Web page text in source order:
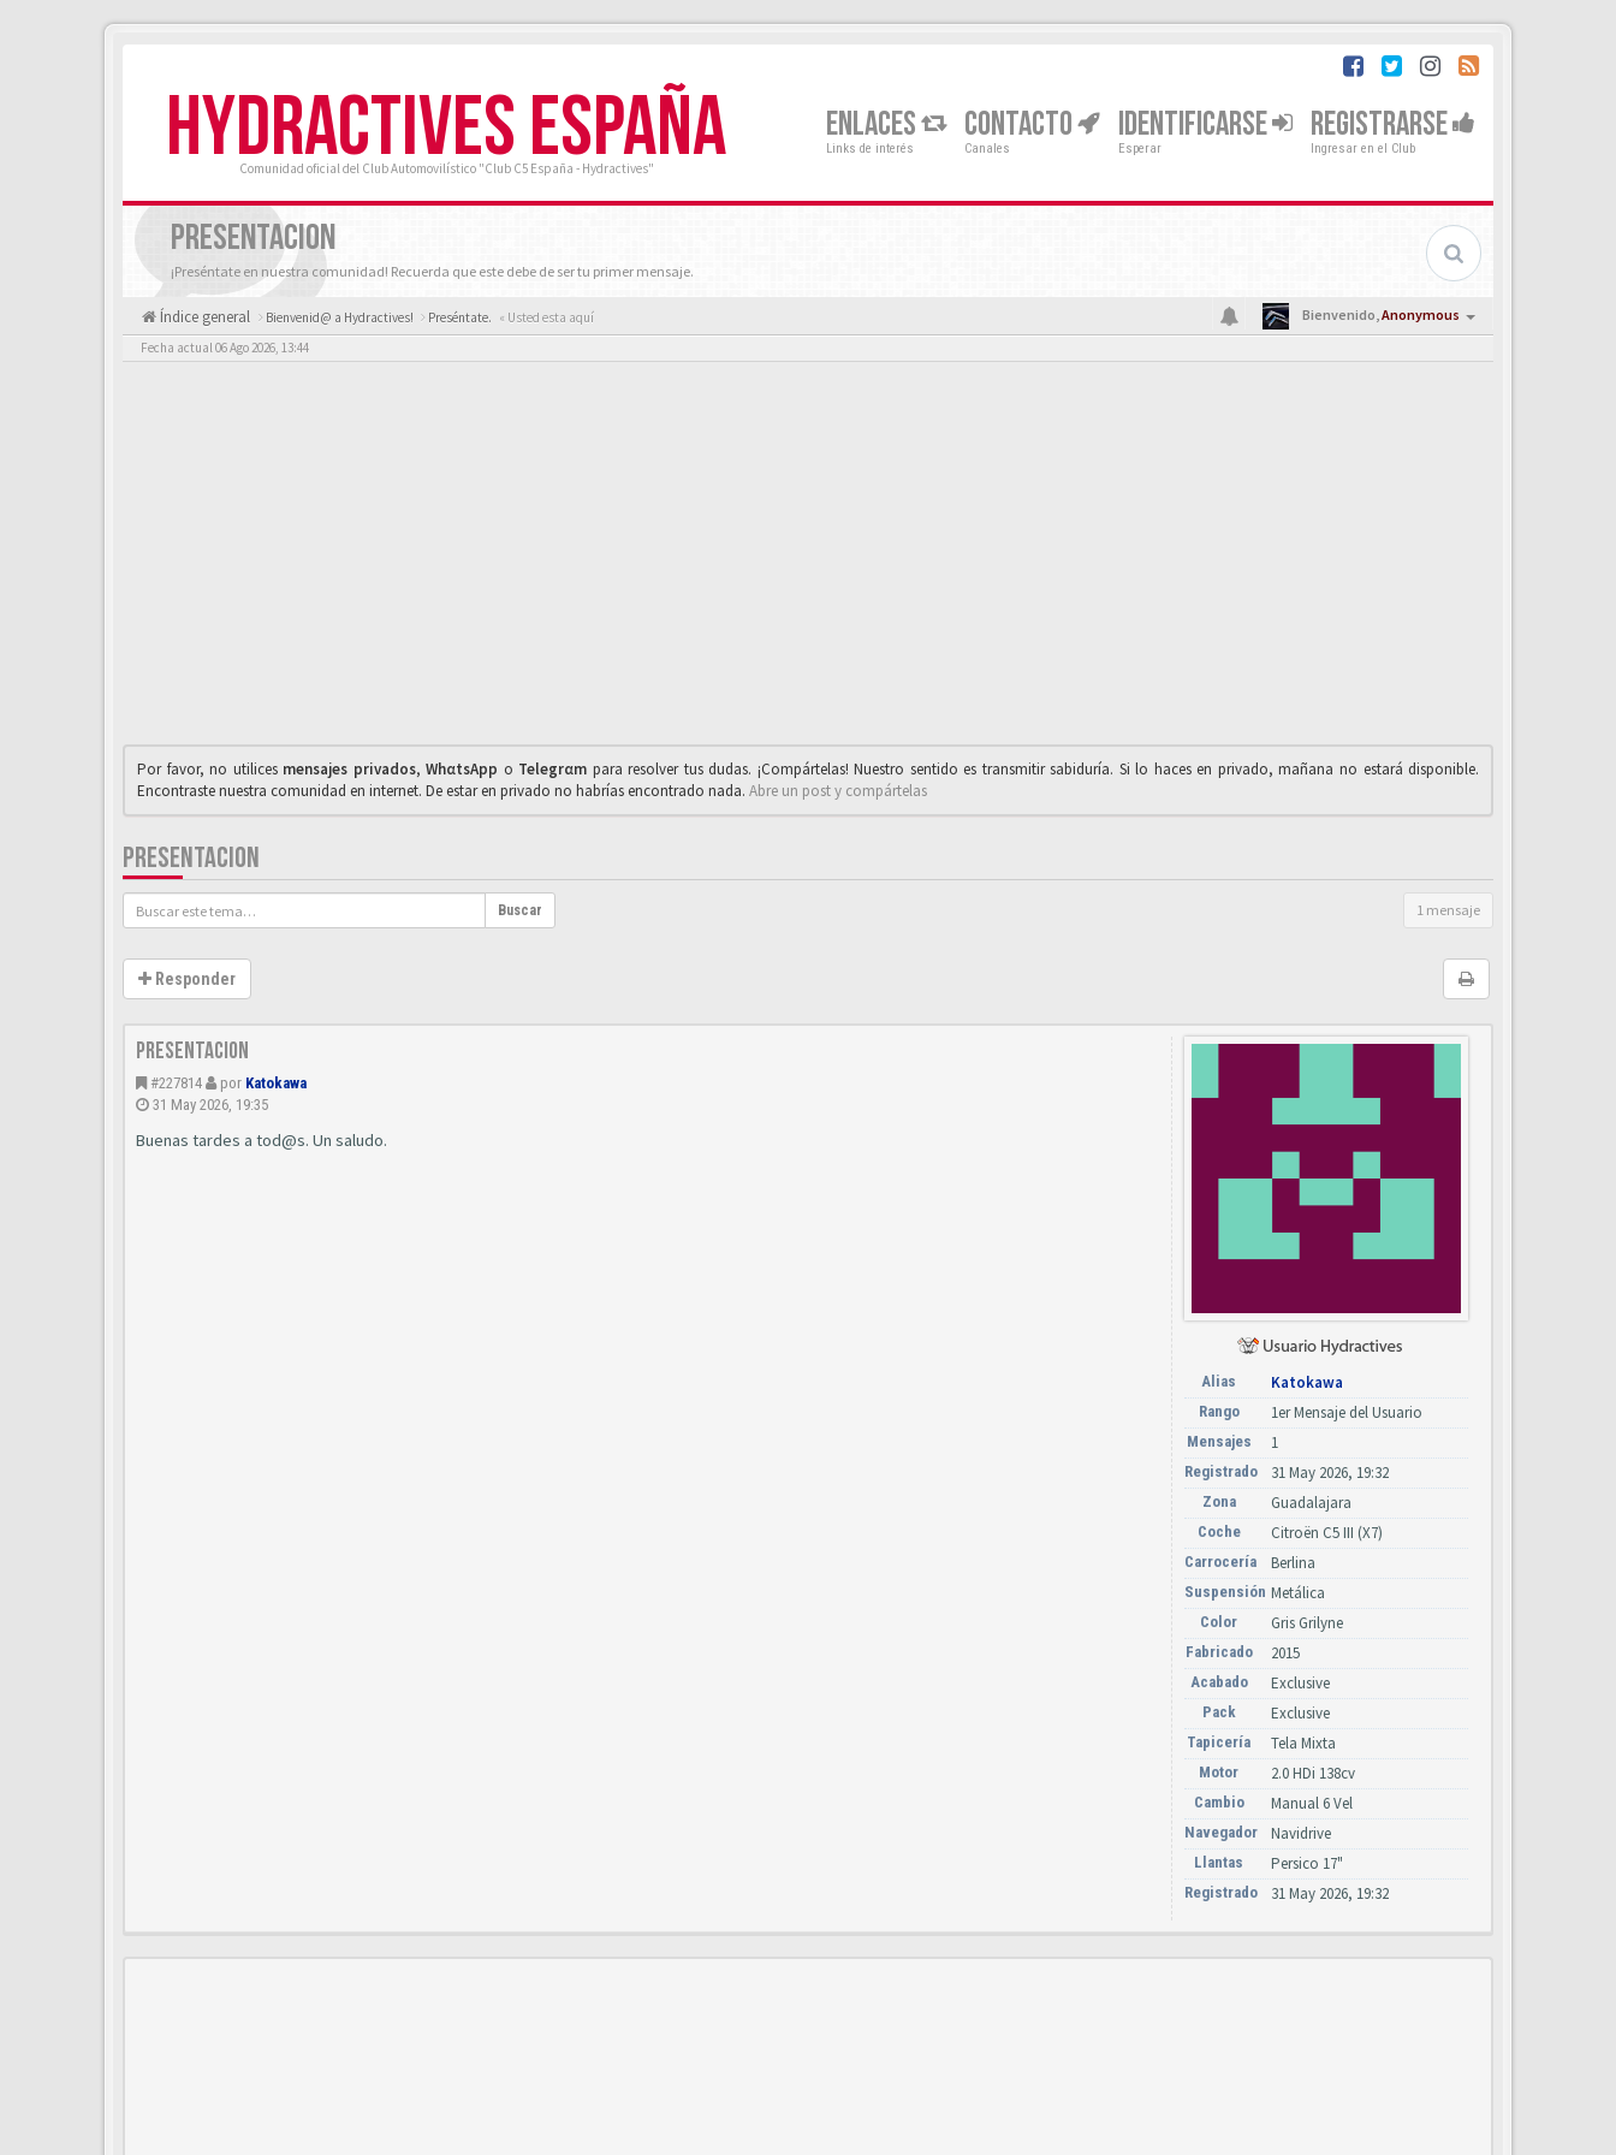
HYDRACTIVES ESPAÑA
Comunidad oficial del Club Automovilístico "Club C5 España - Hydractives"
ENLACES
Links de interés
CONTACTO
Canales
IDENTIFICARSE
Esperar
REGISTRARSE
Ingresar en el Club
PRESENTACION
¡Preséntate en nuestra comunidad! Recuerda que este debe de ser tu primer mensaje.
Índice general Bienvenid@ a Hydractives! Preséntate. « Usted esta aquí Bienvenido,Anonymous
Fecha actual 06 Ago 2026, 13:44
Por favor, no utilices mensajes privados,WhαtsApp o Telegrαm para resolver tus dudas. ¡Compártelas! Nuestro sentido es transmitir sabiduría. Si lo haces en privado, mañana no estará disponible.
Encontraste nuestra comunidad en internet. De estar en privado no habrías encontrado nada. Abre un post y compártelas
PRESENTACION
Buscar 1 mensaje
Responder
Presentacion
#227814 por Katokawa
31 May 2026, 19:35
Buenas tardes a tod@s. Un saludo.
Alias Katokawa
Rango 1er Mensaje del Usuario
Mensajes 1
Registrado 31 May 2026, 19:32
Zona Guadalajara
Coche Citroën C5 III (X7)
Carrocería Berlina
Suspensión Metálica
Color Gris Grilyne
Fabricado 2015
Acabado Exclusive
Pack Exclusive
Tapicería Tela Mixta
Motor 2.0 HDi 138cv
Cambio Manual 6 Vel
Navegador Navidrive
Llantas Persico 17"
Registrado 31 May 2026, 19:32